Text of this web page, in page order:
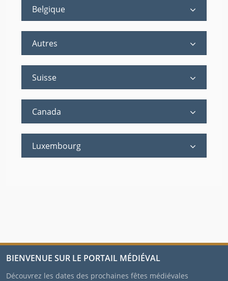
Belgique
Autres
Suisse
Canada
Luxembourg
BIENVENUE SUR LE PORTAIL MÉDIÉVAL
Découvrez les dates des prochaines fêtes médiévales